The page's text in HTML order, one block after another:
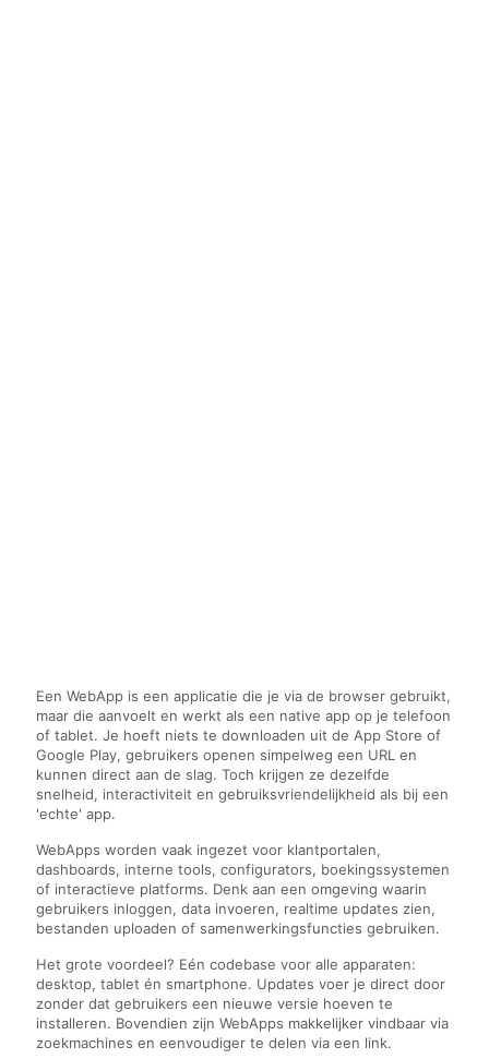
Een WebApp is een applicatie die je via de browser gebruikt,
maar die aanvoelt en werkt als een native app op je telefoon
of tablet. Je hoeft niets te downloaden uit de App Store of
Google Play, gebruikers openen simpelweg een URL en
kunnen direct aan de slag. Toch krijgen ze dezelfde
snelheid, interactiviteit en gebruiksvriendelijkheid als bij een
'echte' app.
WebApps worden vaak ingezet voor klantportalen,
dashboards, interne tools, configurators, boekingssystemen
of interactieve platforms. Denk aan een omgeving waarin
gebruikers inloggen, data invoeren, realtime updates zien,
bestanden uploaden of samenwerkingsfuncties gebruiken.
Het grote voordeel? Eén codebase voor alle apparaten:
desktop, tablet én smartphone. Updates voer je direct door
zonder dat gebruikers een nieuwe versie hoeven te
installeren. Bovendien zijn WebApps makkelijker vindbaar via
zoekmachines en eenvoudiger te delen via een link.